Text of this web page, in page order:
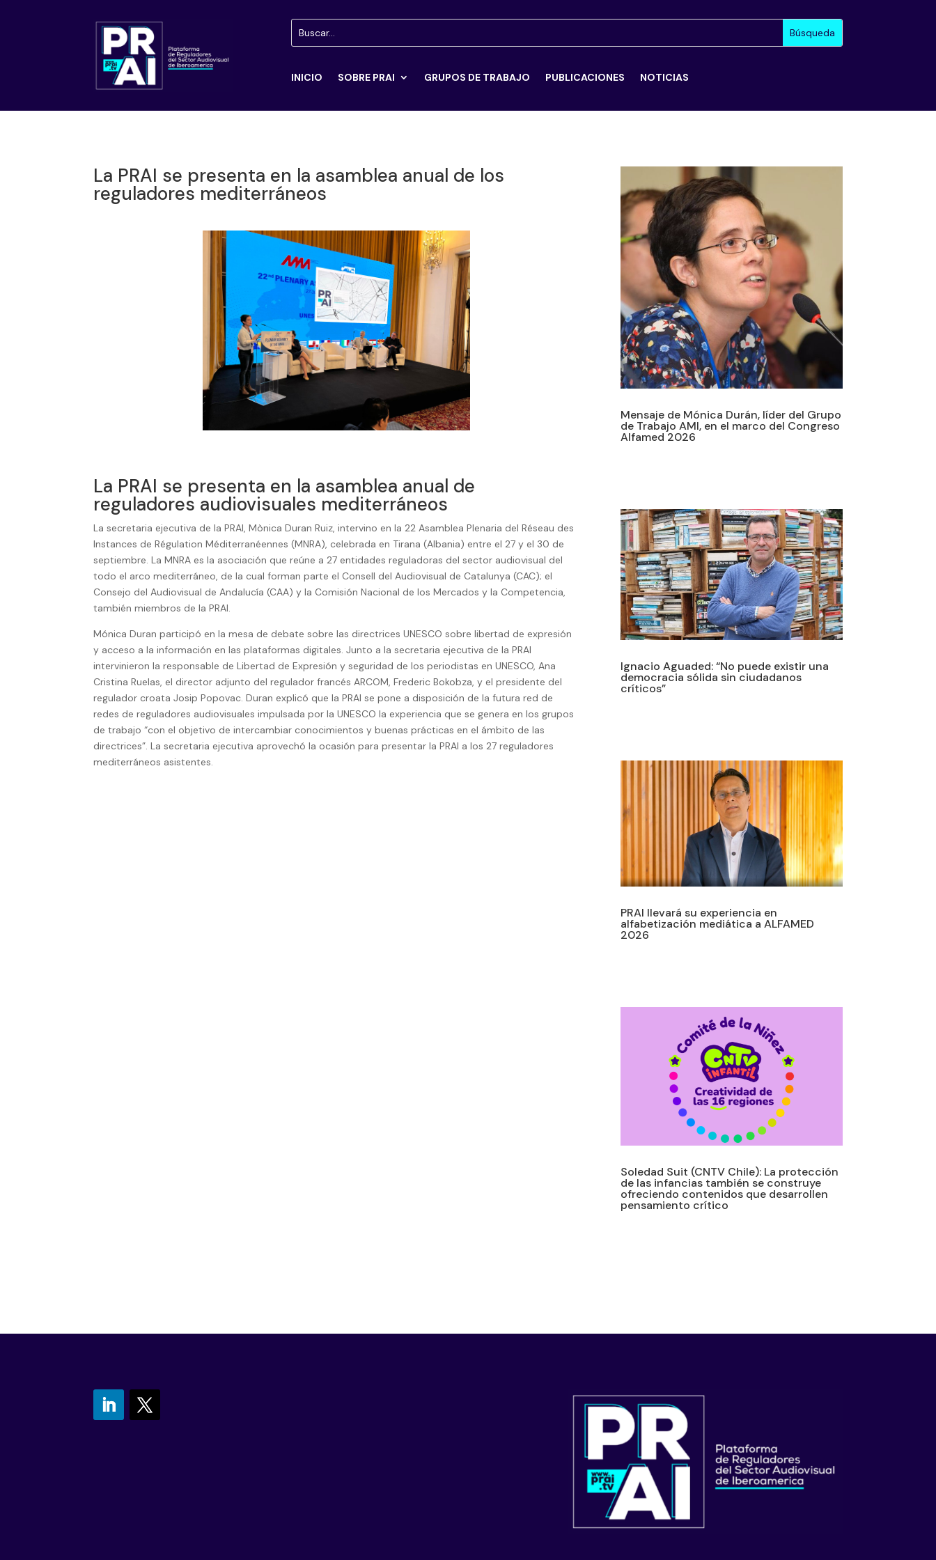
INICIO SOBRE PRAI GRUPOS DE TRABAJO PUBLICACIONES NOTICIAS
La PRAI se presenta en la asamblea anual de los
reguladores mediterráneos
La PRAI se presenta en la asamblea anual de
reguladores audiovisuales mediterráneos
La secretaria ejecutiva de la PRAI, Mònica Duran Ruiz, intervino en la 22 Asamblea Plenaria del Réseau des
Instances de Régulation Méditerranéennes (MNRA), celebrada en Tirana (Albania) entre el 27 y el 30 de
septiembre. La MNRA es la asociación que reúne a 27 entidades reguladoras del sector audiovisual del
todo el arco mediterráneo, de la cual forman parte el Consell del Audiovisual de Catalunya (CAC); el
Consejo del Audiovisual de Andalucía (CAA) y la Comisión Nacional de los Mercados y la Competencia,
también miembros de la PRAI.
Mónica Duran participó en la mesa de debate sobre las directrices UNESCO sobre libertad de expresión
y acceso a la información en las plataformas digitales. Junto a la secretaria ejecutiva de la PRAI
intervinieron la responsable de Libertad de Expresión y seguridad de los periodistas en UNESCO, Ana
Cristina Ruelas, el director adjunto del regulador francés ARCOM, Frederic Bokobza, y el presidente del
regulador croata Josip Popovac. Duran explicó que la PRAI se pone a disposición de la futura red de
redes de reguladores audiovisuales impulsada por la UNESCO la experiencia que se genera en los grupos
de trabajo “con el objetivo de intercambiar conocimientos y buenas prácticas en el ámbito de las
directrices”. La secretaria ejecutiva aprovechó la ocasión para presentar la PRAI a los 27 reguladores
mediterráneos asistentes.
Mensaje de Mónica Durán, líder del Grupo
de Trabajo AMI, en el marco del Congreso
Alfamed 2026
Ignacio Aguaded: “No puede existir una
democracia sólida sin ciudadanos
críticos”
PRAI llevará su experiencia en
alfabetización mediática a ALFAMED
2026
Soledad Suit (CNTV Chile): La protección
de las infancias también se construye
ofreciendo contenidos que desarrollen
pensamiento crítico